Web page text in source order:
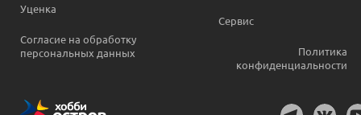
Уценка
Согласие на обработку
персональных данных
Сервис
Политика
конфиденциальности